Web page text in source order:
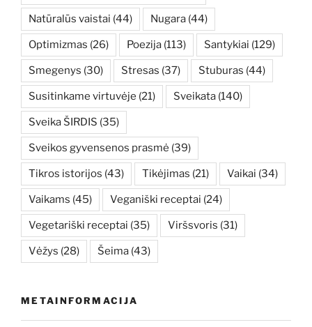
Natūralūs vaistai (44) Nugara (44)
Optimizmas (26) Poezija (113) Santykiai (129)
Smegenys (30) Stresas (37) Stuburas (44)
Susitinkame virtuvėje (21) Sveikata (140)
Sveika ŠIRDIS (35)
Sveikos gyvensenos prasmė (39)
Tikros istorijos (43) Tikėjimas (21) Vaikai (34)
Vaikams (45) Veganiški receptai (24)
Vegetariški receptai (35) Viršsvoris (31)
Vėžys (28) Šeima (43)
METAINFORMACIJA